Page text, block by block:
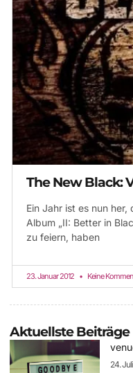
The New Black:
Ein Jahr ist es nun
Album „II: Better in
zu feiern, haben
23. Januar 2012 Keine
Aktuellste Beiträge
24.